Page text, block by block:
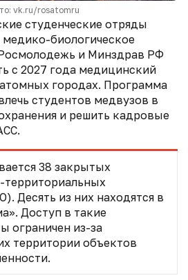
vk.ru/rosatomru
студенческие отряды
биологическое
и Минздрав РФ
с 2027 года медицинский
городах. Программа
студентов медвузов в
и решить кадровые
38 закрытых
Десять из них находятся в
Доступ в такие
ограничен из-за
территории объектов